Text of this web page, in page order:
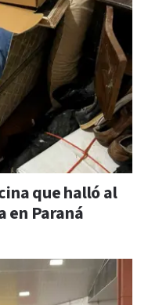
que halló al
en Paraná